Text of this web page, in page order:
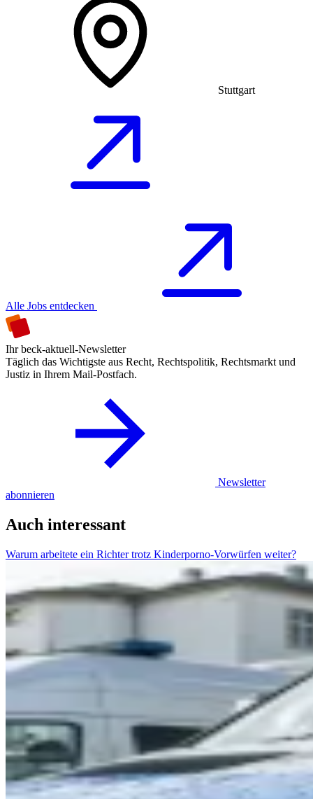
Stuttgart
Alle Jobs entdecken
Ihr beck-aktuell-Newsletter
Täglich das Wichtigste aus Recht, Rechtspolitik, Rechtsmarkt und
Justiz in Ihrem Mail-Postfach.
Newsletter
abonnieren
Auch interessant
Warum arbeitete ein Richter trotz Kinderporno-Vorwürfen weiter?